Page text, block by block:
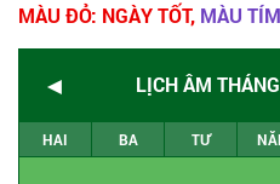
MÀU ĐỎ: NGÀY TỐT, MÀU
◄ LỊCH ÂM
HAI BA TƯ